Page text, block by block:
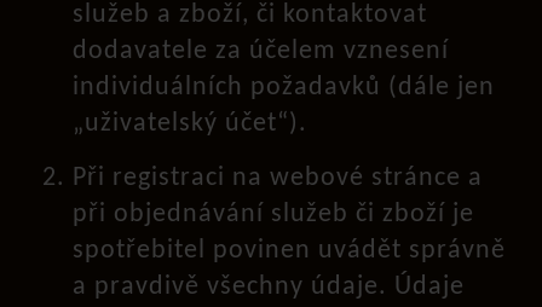
služeb a zboží, či kontaktovat
dodavatele za účelem vznesení
individuálních požadavků (dále jen
„uživatelský účet“).
Při registraci na webové stránce a
při objednávání služeb či zboží je
spotřebitel povinen uvádět správně
a pravdivě všechny údaje. Údaje